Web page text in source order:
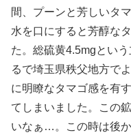
間、プーンと芳しいタ
水を口にすると芳醇な
た。総硫黄4.5mgとい
るで埼玉県秩父地方で
に明瞭なタマゴ感を有
てしまいました。この
いなぁ…。この時は後